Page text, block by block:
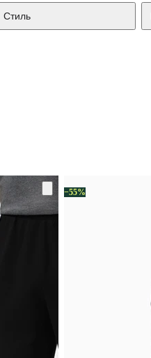
Стиль
−55%